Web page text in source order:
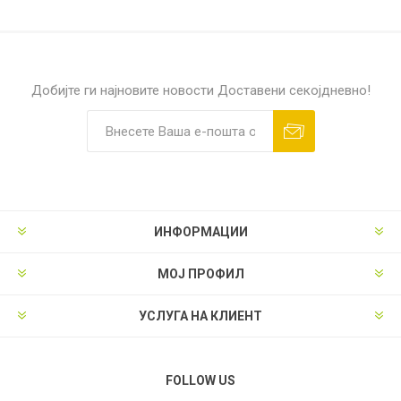
Добијте ги најновите новости Доставени секојдневно!
ИНФОРМАЦИИ
МОЈ ПРОФИЛ
УСЛУГА НА КЛИЕНТ
FOLLOW US